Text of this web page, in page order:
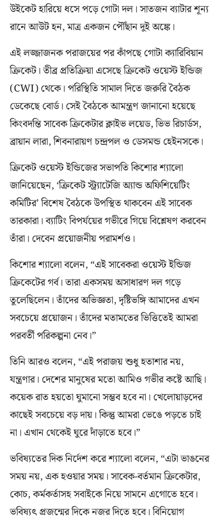
উইকেট হারিয়ে ধসে পড়ে গোটা দল। সাতজন ব্যাটার শূন্য
রানে আউট হন, মাত্র একজন পৌঁছান দুই অঙ্কে।
এই লজ্জাজনক পরাজয়ের পর কাঁপছে গোটা ক্যারিবিয়ান
ক্রিকেট। তীব্র প্রতিক্রিয়া এসেছে ক্রিকেট ওয়েস্ট ইন্ডিজ
(CWI) থেকে। পরিস্থিতি সামাল দিতে জরুরি বৈঠক
ডেকেছে বোর্ড। সেই বৈঠকে আমন্ত্রণ জানানো হয়েছে
কিংবদন্তি সাবেক ক্রিকেটার ক্লাইভ লয়েড, ভিভ রিচার্ডস,
ব্রায়ান লারা, শিবনারায়ণ চন্দ্রপল ও ডেসমন্ড হেইনসকে।
ক্রিকেট ওয়েস্ট ইন্ডিজের সভাপতি কিশোর শ্যালো
জানিয়েছেন, ‘ক্রিকেট স্ট্র্যাটেজি অ্যান্ড অফিশিয়েটিং
কমিটির’ বিশেষ বৈঠকে উপস্থিত থাকবেন এই সাবেক
তারকারা। ব্যাটিং বিপর্যয়ের গভীরে গিয়ে বিশ্লেষণ করবেন
তাঁরা। দেবেন প্রয়োজনীয় পরামর্শও।
কিশোর শ্যালো বলেন, “এই সাবেকরা ওয়েস্ট ইন্ডিজ
ক্রিকেটের গর্ব। তারা একসময় অসাধারণ দল গড়ে
তুলেছিলেন। তাঁদের অভিজ্ঞতা, দৃষ্টিভঙ্গি আমাদের এখন
সবচেয়ে প্রয়োজন। তাঁদের মতামতের ভিত্তিতেই আমরা
পরবর্তী পরিকল্পনা নেব।”
তিনি আরও বলেন, “এই পরাজয় শুধু হতাশার নয়,
যন্ত্রণার। দেশের মানুষের মতো আমিও গভীর কষ্টে আছি।
কয়েক রাত হয়তো ঘুমানো সম্ভব হবে না। খেলোয়াড়দের
কাছেই সবচেয়ে বড় দায়। কিন্তু আমরা ভেঙে পড়তে চাই
না। এখান থেকেই ঘুরে দাঁড়াতে হবে।”
ভবিষ্যতের দিক নির্দেশ করে শ্যালো বলেন, “এটা ভাঙনের
সময় নয়, এক হওয়ার সময়। সাবেক-বর্তমান ক্রিকেটার,
কোচ, কর্মকর্তাসহ সবাইকে নিয়ে সামনে এগোতে হবে।
ভবিষ্যৎ প্রজন্মের দিকে নজর দিতে হবে। বিনিয়োগ